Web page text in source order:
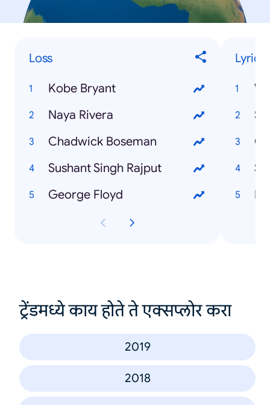
Loss
Kobe Bryant
Naya Rivera
Chadwick Boseman
Sushant Singh Rajput
George Floyd
Lyrics
ट्रेंडमध्ये काय होते ते एक्सप्लोर करा
2019
2018